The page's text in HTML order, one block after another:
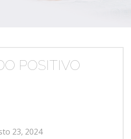
POSITIVO
23, 2024